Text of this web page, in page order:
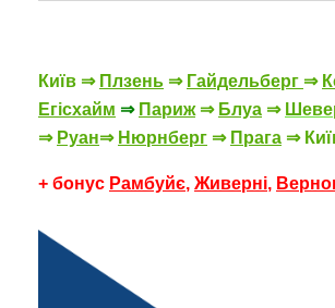
Київ ⇒ Плзень ⇒ Гайдельберг ⇒
Егісхайм ⇒ Париж ⇒ Блуа ⇒
⇒ Руан⇒ Нюрнберг ⇒ Прага ⇒
+ бонус Рамбуйє Живерні